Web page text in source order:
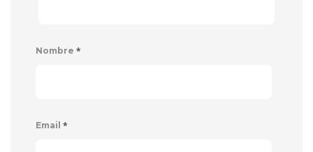
Nombre *
Email *